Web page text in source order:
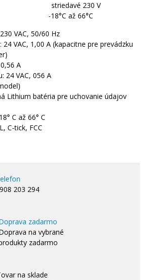
230 V
-18°C až 66°C
VAC, 50/60 Hz
VAC, 1,00 A (kapacitne pre prevádzku
A
24 VAC, 056 A
Lithium batéria pre uchovanie údajov
C až 66° C
C-tick, FCC
203 294
zadarmo
na vybrané
zadarmo
na sklade